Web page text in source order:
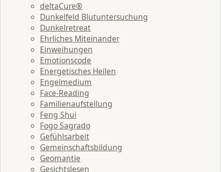
deltaCure®
Dunkelfeld Blutuntersuchung
Dunkelretreat
Ehrliches Miteinander
Einweihungen
Emotionscode
Energetisches Heilen
Engelmedium
Face-Reading
Familienaufstellung
Feng Shui
Fogo Sagrado
Gefühlsarbeit
Gemeinschaftsbildung
Geomantie
Gesichtslesen